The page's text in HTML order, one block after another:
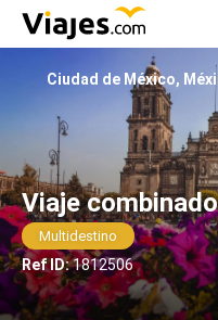
Viaje
Multidestino
Ref ID:1812506
Ciudad de México,